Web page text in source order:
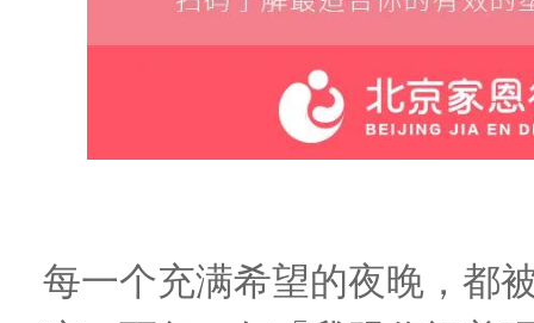
每一个充满希望的夜晚， 都